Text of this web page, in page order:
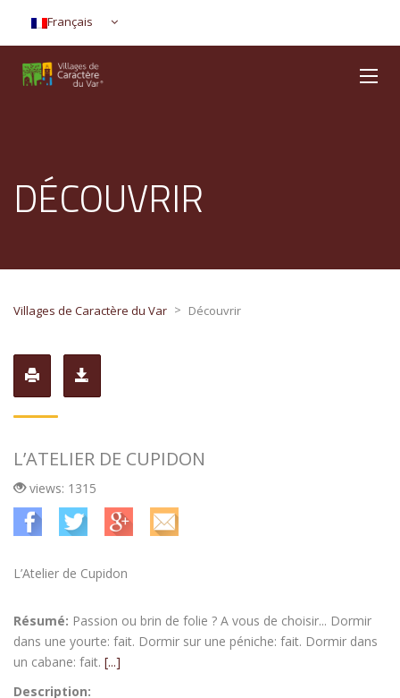
Français
DÉCOUVRIR
Villages de Caractère du Var > Découvrir
L’ATELIER DE CUPIDON
views: 1315
L’Atelier de Cupidon
Résumé: Passion ou brin de folie ? A vous de choisir... Dormir
dans une yourte: fait. Dormir sur une péniche: fait. Dormir dans
un cabane: fait. [...]
Description: